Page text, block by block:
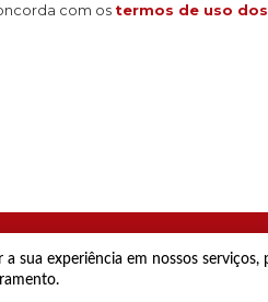
sua experiência em nossos
com os termos de uso